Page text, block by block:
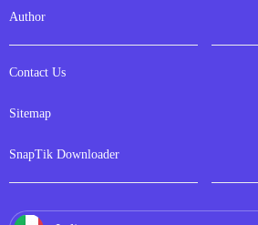
Author
Contact Us
Sitemap
SnapTik Downloader